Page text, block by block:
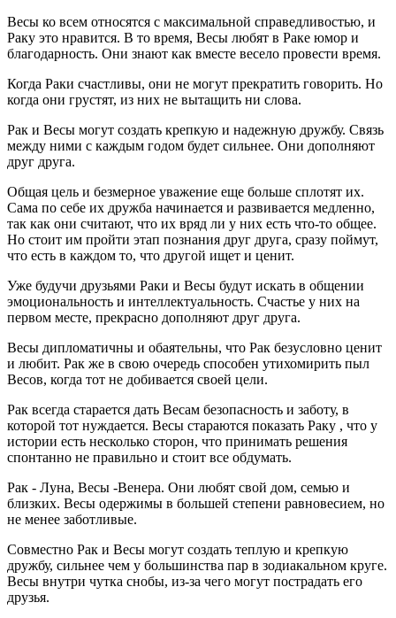
Весы ко всем относятся с максимальной справедливостью, и
Раку это нравится. В то время, Весы любят в Раке юмор и
благодарность. Они знают как вместе весело провести время.
Когда Раки счастливы, они не могут прекратить говорить. Но
когда они грустят, из них не вытащить ни слова.
Рак и Весы могут создать крепкую и надежную дружбу. Связь
между ними с каждым годом будет сильнее. Они дополняют
друг друга.
Общая цель и безмерное уважение еще больше сплотят их.
Сама по себе их дружба начинается и развивается медленно,
так как они считают, что их вряд ли у них есть что-то общее.
Но стоит им пройти этап познания друг друга, сразу поймут,
что есть в каждом то, что другой ищет и ценит.
Уже будучи друзьями Раки и Весы будут искать в общении
эмоциональность и интеллектуальность. Счастье у них на
первом месте, прекрасно дополняют друг друга.
Весы дипломатичны и обаятельны, что Рак безусловно ценит
и любит. Рак же в свою очередь способен утихомирить пыл
Весов, когда тот не добивается своей цели.
Рак всегда старается дать Весам безопасность и заботу, в
которой тот нуждается. Весы стараются показать Раку , что у
истории есть несколько сторон, что принимать решения
спонтанно не правильно и стоит все обдумать.
Рак - Луна, Весы -Венера. Они любят свой дом, семью и
близких. Весы одержимы в большей степени равновесием, но
не менее заботливые.
Совместно Рак и Весы могут создать теплую и крепкую
дружбу, сильнее чем у большинства пар в зодиакальном круге.
Весы внутри чутка снобы, из-за чего могут пострадать его
друзья.